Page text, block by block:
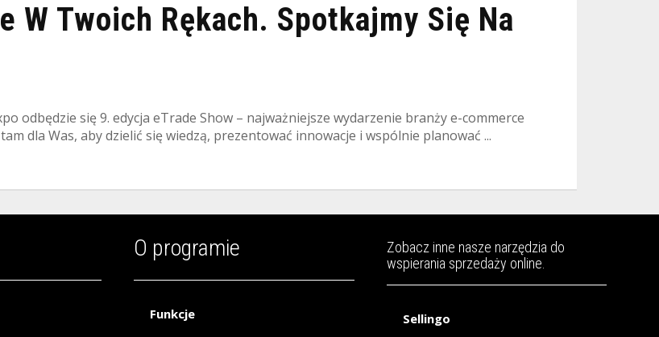
W Twoich Rękach. Spotkajmy Się Na
odbędzie się 9. edycja eTrade Show – najważniejsze wydarzenie branży e-commerce
dla Was, aby dzielić się wiedzą, prezentować innowacje i wspólnie planować ...
O programie
Funkcje
Zobacz inne nasze narzędzia do
wspierania sprzedaży online.
Sellingo